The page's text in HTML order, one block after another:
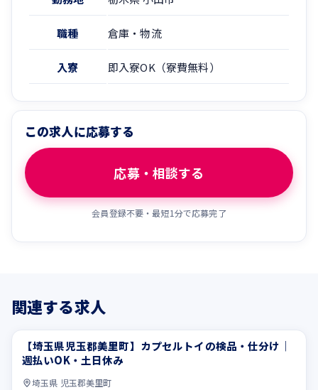
職種 倉庫・物流
入寮 即入寮OK（寮費無料）
この求人に応募する
応募・相談する
会員登録不要・最短1分で応募完了
関連する求人
正社員登用あり 学歴不問
【埼玉県児玉郡美里町】カプセルトイの検品・仕分け｜
週払いOK・土日休み
埼玉県 児玉郡美里町